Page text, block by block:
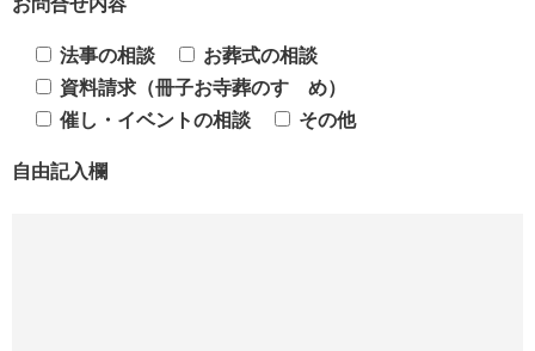
お問合せ内容
法事の相談
お葬式の相談
資料請求（冊子お寺葬のすゝめ）
催し・イベントの相談
その他
自由記入欄